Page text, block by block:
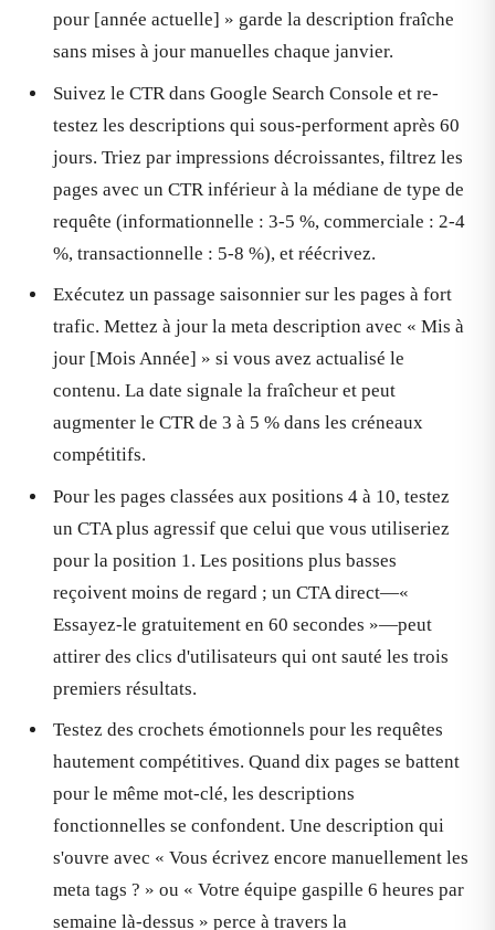
pour [année actuelle] » garde la description fraîche
sans mises à jour manuelles chaque janvier.
Suivez le CTR dans Google Search Console et re-
testez les descriptions qui sous-performent après 60
jours. Triez par impressions décroissantes, filtrez les
pages avec un CTR inférieur à la médiane de type de
requête (informationnelle : 3-5 %, commerciale : 2-4
%, transactionnelle : 5-8 %), et réécrivez.
Exécutez un passage saisonnier sur les pages à fort
trafic. Mettez à jour la meta description avec « Mis à
jour [Mois Année] » si vous avez actualisé le
contenu. La date signale la fraîcheur et peut
augmenter le CTR de 3 à 5 % dans les créneaux
compétitifs.
Pour les pages classées aux positions 4 à 10, testez
un CTA plus agressif que celui que vous utiliseriez
pour la position 1. Les positions plus basses
reçoivent moins de regard ; un CTA direct—«
Essayez-le gratuitement en 60 secondes »—peut
attirer des clics d'utilisateurs qui ont sauté les trois
premiers résultats.
Testez des crochets émotionnels pour les requêtes
hautement compétitives. Quand dix pages se battent
pour le même mot-clé, les descriptions
fonctionnelles se confondent. Une description qui
s'ouvre avec « Vous écrivez encore manuellement les
meta tags ? » ou « Votre équipe gaspille 6 heures par
semaine là-dessus » perce à travers la